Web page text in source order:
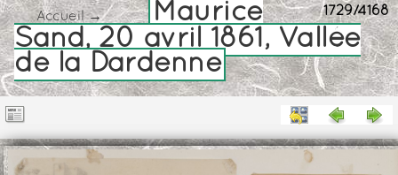
1729/4168
Accueil→
Maurice
Sand, 20 avril 1861, Vallée
de la Dardenne